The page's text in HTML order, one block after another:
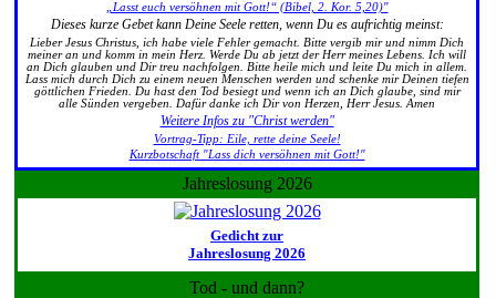
„Lasst euch versöhnen mit Gott!“ (Bibel, 2. Kor. 5,20)"
Dieses kurze Gebet kann Deine Seele retten, wenn Du es aufrichtig meinst:
Lieber Jesus Christus, ich habe viele Fehler gemacht. Bitte vergib mir und nimm Dich
meiner an und komm in mein Herz. Werde Du ab jetzt der Herr meines Lebens. Ich will
an Dich glauben und Dir treu nachfolgen. Bitte heile mich und leite Du mich in allem.
Lass mich durch Dich zu einem neuen Menschen werden und schenke mir Deinen tiefen
göttlichen Frieden. Du hast den Tod besiegt und wenn ich an Dich glaube, sind mir
alle Sünden vergeben. Dafür danke ich Dir von Herzen, Herr Jesus. Amen
Weitere Infos zu "Christ werden"
Vortrag-Tipp: Eile, rette deine Seele!
Kurzbotschaft "Lass dich versöhnen mit Gott!"
Jahreslosung 2026
Gedicht zur
Jahreslosung 2026
Tod - und dann?